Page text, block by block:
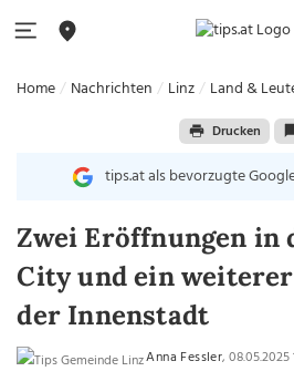
Home Nachrichten Linz Land &
Drucken
tips.at als bevorzugte
Zwei Eröffnungen in
City und ein
der Innenstadt
Anna Fessler, 08.05.2025